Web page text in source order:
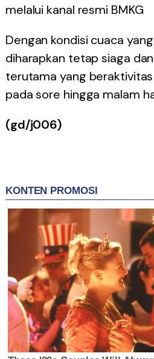
melalui kanal resmi BMKG
Dengan kondisi cuaca
diharapkan tetap siaga
terutama yang
pada sore hingga malam
(gd/j006)